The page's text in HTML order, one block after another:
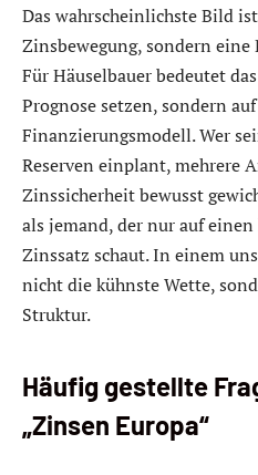
Das wahrscheinlichste Bild
Zinsbewegung, sondern eine
Für Häuselbauer bedeutet
Prognose setzen, sondern
Finanzierungsmodell. Wer
Reserven einplant, mehrere
Zinssicherheit bewusst
als jemand, der nur auf
Zinssatz schaut. In einem
nicht die kühnste Wette,
Struktur.
Häufig gestellte
„Zinsen Europa“